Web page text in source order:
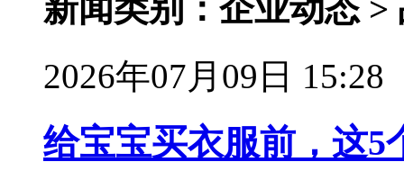
新闻类别：企业动态 >
2026年07月09日 15:28
给宝宝买衣服前，这5